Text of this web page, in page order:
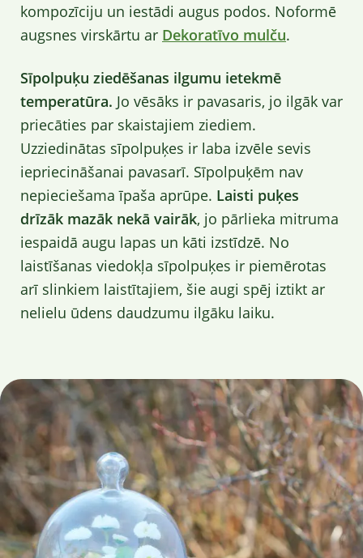
kompozīciju un iestādi augus podos. Noformē
augsnes virskārtu ar Dekoratīvo mulču.
Sīpolpuķu ziedēšanas ilgumu ietekmē
temperatūra. Jo vēsāks ir pavasaris, jo ilgāk var
priecāties par skaistajiem ziediem.
Uzziedinātas sīpolpuķes ir laba izvēle sevis
iepriecināšanai pavasarī. Sīpolpuķēm nav
nepieciešama īpaša aprūpe. Laisti puķes
drīzāk mazāk nekā vairāk, jo pārlieka mitruma
iespaidā augu lapas un kāti izstīdzē. No
laistīšanas viedokļa sīpolpuķes ir piemērotas
arī slinkiem laistītajiem, šie augi spēj iztikt ar
nelielu ūdens daudzumu ilgāku laiku.